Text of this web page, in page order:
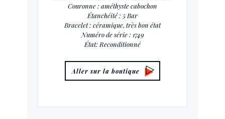
Couronne : améthyste cabochon
Étanchéité : 5 Bar
Bracelet : céramique, très bon état
Numéro de série : 1749
État: Reconditionné
Aller sur la boutique